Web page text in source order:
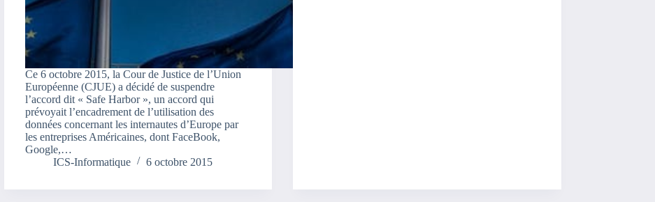
Ce 6 octobre 2015, la Cour de Justice de l’Union
Européenne (CJUE) a décidé de suspendre
l’accord dit « Safe Harbor », un accord qui
prévoyait l’encadrement de l’utilisation des
données concernant les internautes d’Europe par
les entreprises Américaines, dont FaceBook,
Google,…
ICS-Informatique
6 octobre 2015